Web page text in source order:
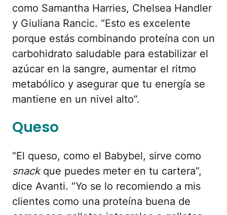
como Samantha Harries, Chelsea Handler
y Giuliana Rancic. “Esto es excelente
porque estás combinando proteína con un
carbohidrato saludable para estabilizar el
azúcar en la sangre, aumentar el ritmo
metabólico y asegurar que tu energía se
mantiene en un nivel alto”.
Queso
“El queso, como el Babybel, sirve como
snackque puedes meter en tu cartera”,
dice Avanti. “Yo se lo recomiendo a mis
clientes como una proteína buena de